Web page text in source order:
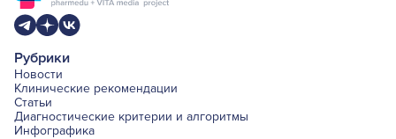
Рубрики
Новости
Клинические рекомендации
Статьи
Диагностические критерии и алгоритмы
Инфографика